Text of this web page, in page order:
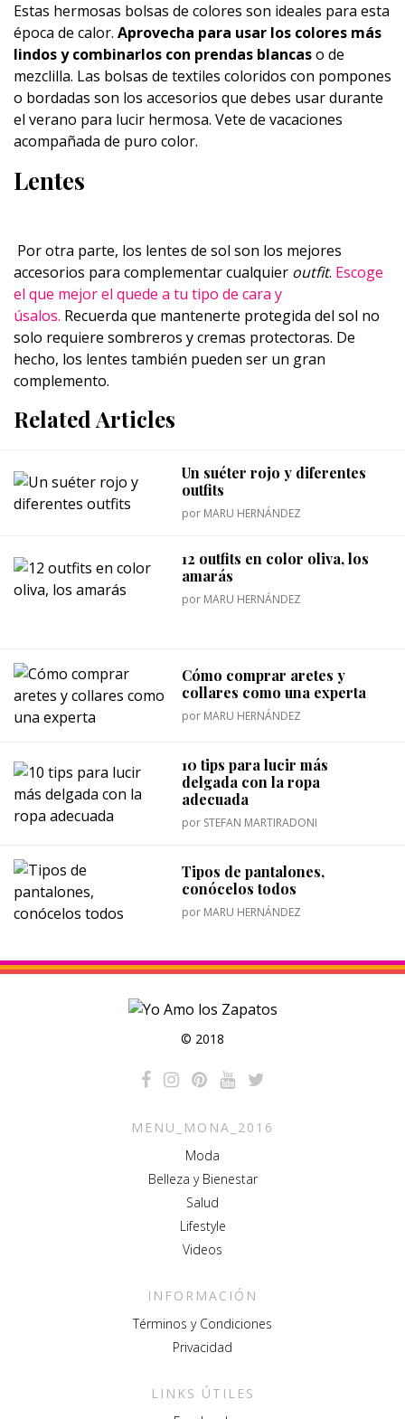
Estas hermosas bolsas de colores son ideales para esta
época de calor. Aprovecha para usar los colores más
lindos y combinarlos con prendas blancaso de
mezclilla. Las bolsas de textiles coloridos con pompones
o bordadas son los accesorios que debes usar durante
el verano para lucir hermosa. Vete de vacaciones
acompañada de puro color.
Lentes
Por otra parte, los lentes de sol son los mejores
accesorios para complementar cualquier outfit. Escoge
el que mejor el quede a tu tipo de cara y
úsalos. Recuerda que mantenerte protegida del sol no
solo requiere sombreros y cremas protectoras. De
hecho, los lentes también pueden ser un gran
complemento.
Related Articles
Un suéter rojo y diferentes
outfits
por MARU HERNÁNDEZ
12 outfits en color oliva, los
amarás
por MARU HERNÁNDEZ
Cómo comprar aretes y
collares como una experta
por MARU HERNÁNDEZ
10 tips para lucir más
delgada con la ropa
adecuada
por STEFAN MARTIRADONI
Tipos de pantalones,
conócelos todos
por MARU HERNÁNDEZ
© 2018
MENU_MONA_2016
Moda
Belleza y Bienestar
Salud
Lifestyle
Videos
INFORMACIÓN
Términos y Condiciones
Privacidad
LINKS ÚTILES